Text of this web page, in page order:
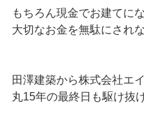
もちろん現金でお建てに
大切なお金を無駄にされ
田澤建築から株式会社エ
丸15年の最終日も駆け抜